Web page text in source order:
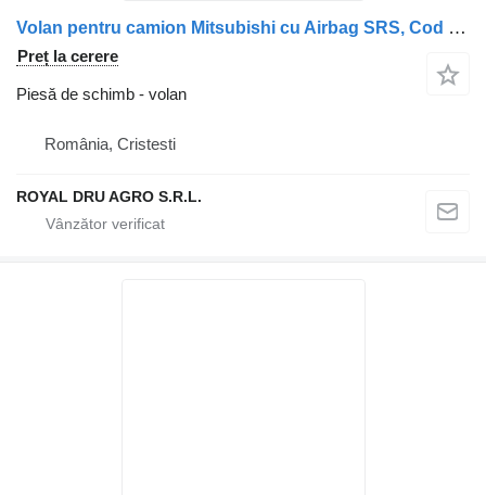
Volan pentru camion Mitsubishi cu Airbag SRS, Cod ML249667/ML274891/ML352095
Preț la cerere
Piesă de schimb - volan
România, Cristesti
ROYAL DRU AGRO S.R.L.